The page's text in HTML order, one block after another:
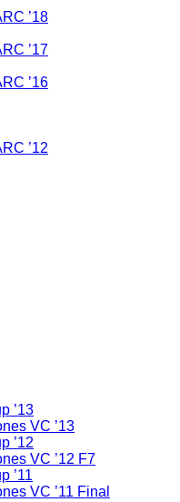
’18
’17
’16
’12
’13
VC ’13
’12
VC ’12 F7
’11
VC ’11 Final